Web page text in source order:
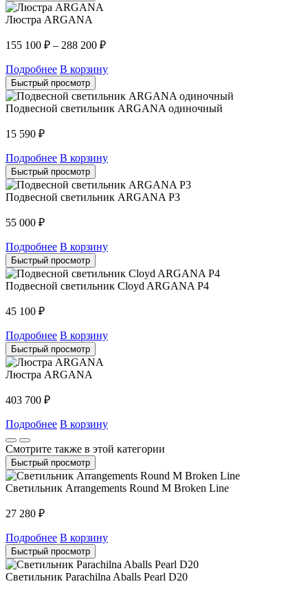
Люстра ARGANA
155 100 ₽ – 288 200 ₽
Подробнее В корзину
Быстрый просмотр
Подвесной светильник ARGANA одиночный
15 590 ₽
Подробнее В корзину
Быстрый просмотр
Подвесной светильник ARGANA P3
55 000 ₽
Подробнее В корзину
Быстрый просмотр
Подвесной светильник Cloyd ARGANA P4
45 100 ₽
Подробнее В корзину
Быстрый просмотр
Люстра ARGANA
403 700 ₽
Подробнее В корзину
Смотрите также в этой категории
Быстрый просмотр
Светильник Arrangements Round M Broken Line
27 280 ₽
Подробнее В корзину
Быстрый просмотр
Светильник Parachilna Aballs Pearl D20